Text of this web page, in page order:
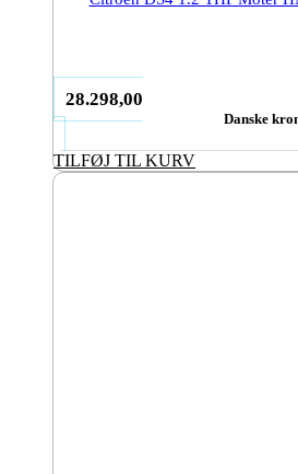
28.298,00
Danske
TILFØJ TIL KURV